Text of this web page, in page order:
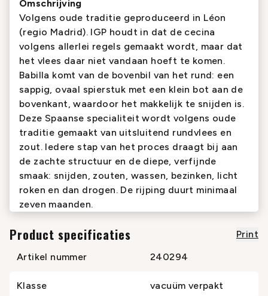
Omschrijving
Volgens oude traditie geproduceerd in Léon
(regio Madrid). IGP houdt in dat de cecina
volgens allerlei regels gemaakt wordt, maar dat
het vlees daar niet vandaan hoeft te komen.
Babilla komt van de bovenbil van het rund: een
sappig, ovaal spierstuk met een klein bot aan de
bovenkant, waardoor het makkelijk te snijden is.
Deze Spaanse specialiteit wordt volgens oude
traditie gemaakt van uitsluitend rundvlees en
zout. Iedere stap van het proces draagt bij aan
de zachte structuur en de diepe, verfijnde
smaak: snijden, zouten, wassen, bezinken, licht
roken en dan drogen. De rijping duurt minimaal
zeven maanden.
Product specificaties
Print
Artikel nummer
240294
Klasse vacuüm verpakt